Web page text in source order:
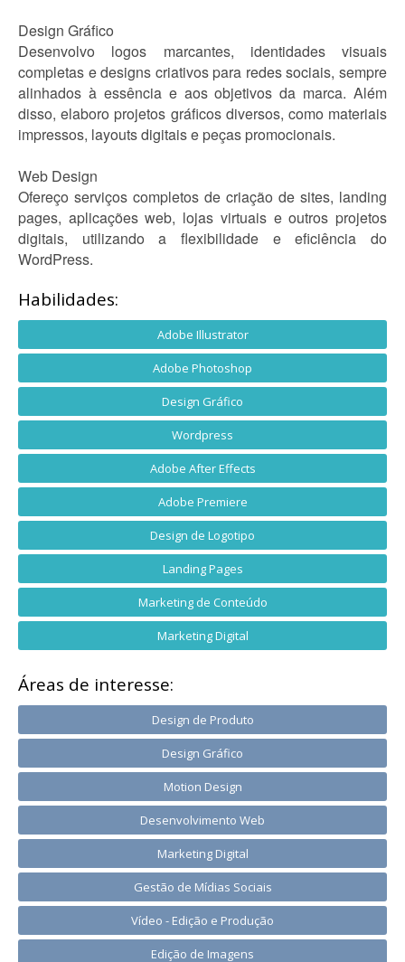
Design Gráfico
Desenvolvo logos marcantes, identidades visuais
completas e designs criativos para redes sociais, sempre
alinhados à essência e aos objetivos da marca. Além
disso, elaboro projetos gráficos diversos, como materiais
impressos, layouts digitais e peças promocionais.
Web Design
Ofereço serviços completos de criação de sites, landing
pages, aplicações web, lojas virtuais e outros projetos
digitais, utilizando a flexibilidade e eficiência do
WordPress.
Habilidades:
Adobe Illustrator
Adobe Photoshop
Design Gráfico
Wordpress
Adobe After Effects
Adobe Premiere
Design de Logotipo
Landing Pages
Marketing de Conteúdo
Marketing Digital
Áreas de interesse:
Design de Produto
Design Gráfico
Motion Design
Desenvolvimento Web
Marketing Digital
Gestão de Mídias Sociais
Vídeo - Edição e Produção
Edição de Imagens